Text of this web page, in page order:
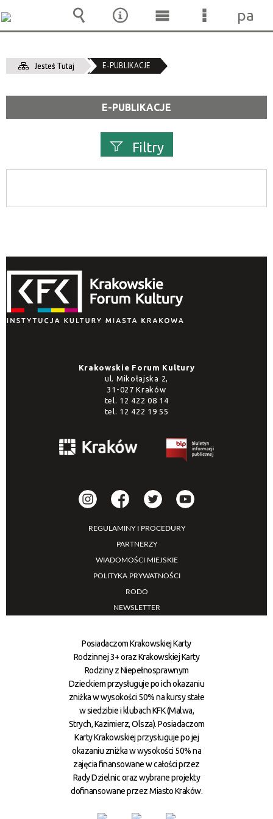
Jesteś Tutaj E-PUBLIKACJE
E-PUBLIKACJE
Filtry
Data wydania
—
Krakowskie Forum Kultury
ul. Mikołajska 2,
31-027 Kraków
tel. 12 422 08 14
tel. 12 422 19 55
REGULAMINY I PROCEDURY
PARTNERZY
WIADOMOŚCI MIEJSKIE
POLITYKA PRYWATNOŚCI
RODO
NEWSLETTER
Posiadaczom Krakowskiej Karty
Rodzinnej 3+ oraz Krakowskiej Karty
Rodziny z Niepełnosprawnym
Dzieckiem przysługuje po ich okazaniu
zniżka w wysokości 50% na kursy stałe
w siedzibie i klubach KFK (Malwa,
Strych, Kazimierz, Olsza). Posiadaczom
Karty Krakowskiej przysługuje po jej
okazaniu zniżka w wysokości 50% na
zajęcia finansowane w całości przez
Rady Dzielnic oraz wybrane projekty
dofinansowane przez Miasto Kraków.
Wyszukiwarka
Narzędzia
MenuMenu